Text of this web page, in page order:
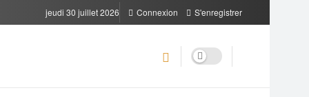
jeudi 30 juillet 2026 Connexion S'enregistrer